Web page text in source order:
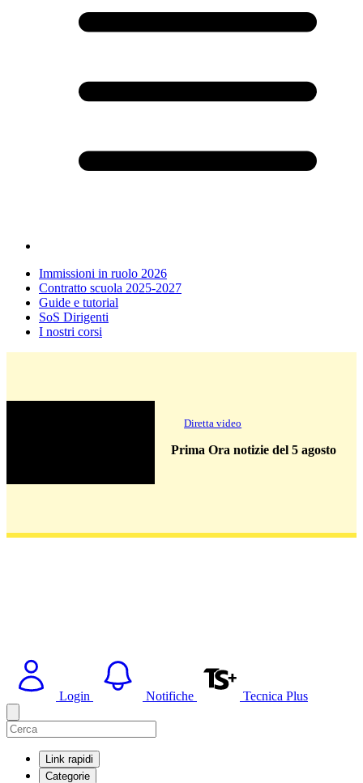
Immissioni in ruolo 2026
Contratto scuola 2025-2027
Guide e tutorial
SoS Dirigenti
I nostri corsi
Diretta video
Prima Ora notizie del 5 agosto
Login Notifiche Tecnica Plus
Link rapidi
Categorie